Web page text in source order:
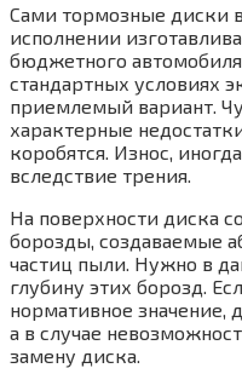
Сами тормозные диски
исполнении
бюджетного
стандартных условиях
приемлемый вариант.
характерные
коробятся. Износ,
вследствие трения.
На поверхности диска
борозды, создаваемые
частиц пыли. Нужно в
глубину этих борозд.
нормативное значение,
а в случае
замену диска.